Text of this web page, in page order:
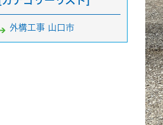
外構工事 山口市